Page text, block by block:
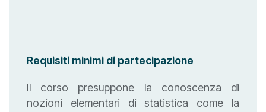
Requisiti minimi di partecipazione
Il corso presuppone la conoscenza di
nozioni elementari di statistica come la